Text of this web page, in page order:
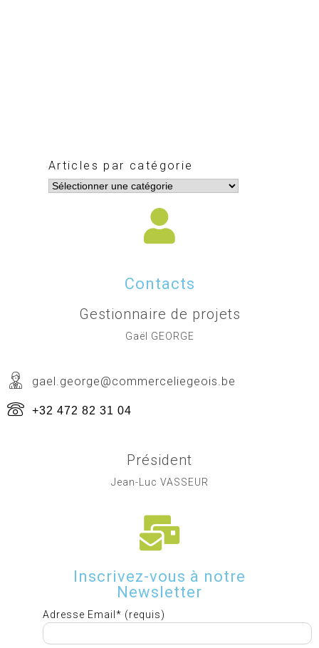
Articles par catégorie
Contacts
Gestionnaire de projets
Gaël GEORGE
gael.george@commerceliegeois.be
+32 472 82 31 04
Président
Jean-Luc VASSEUR
Inscrivez-vous à notre
Newsletter
Adresse Email* (requis)